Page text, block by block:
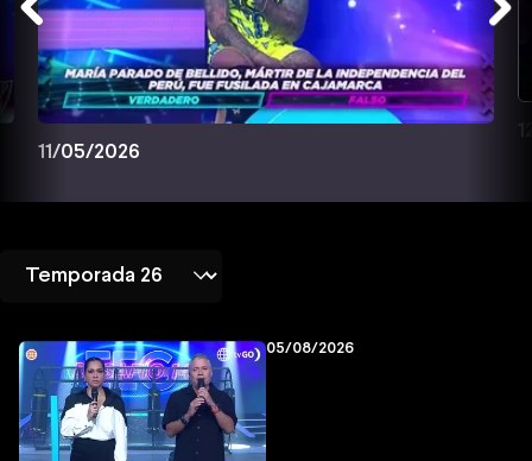
11/05/2026
05/08/2026